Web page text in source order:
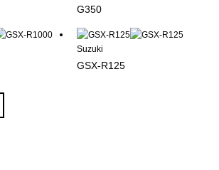
G350
Suzuki
GSX-R125